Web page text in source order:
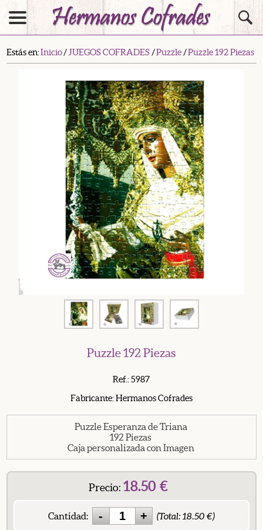
Estás en:Inicio/ JUEGOS COFRADES /Puzzle /Puzzle 192 Piezas
Puzzle 192 Piezas
Ref.: 5987
Fabricante: Hermanos Cofrades
Puzzle Esperanza de Triana
192 Piezas
Caja personalizada con Imagen
Precio: 18.50 €
Cantidad: (Total:18.50 €)